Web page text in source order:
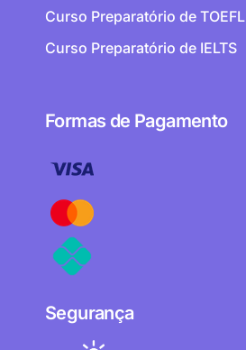
Curso Preparatório de TOEFL
Curso Preparatório de IELTS
Formas de Pagamento
Segurança